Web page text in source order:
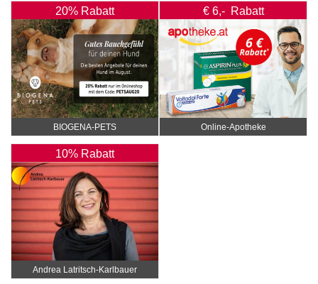
20% Rabatt
BIOGENA-PETS
€ 6,- Rabatt
Online‑Apotheke
10% Rabatt
Andrea Latritsch-Karlbauer